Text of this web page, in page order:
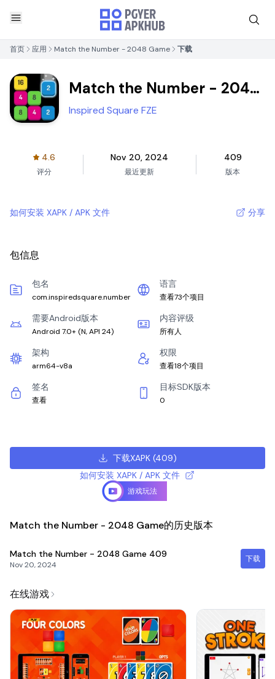
首页 应用 Match the Number - 2048 Game 下载
Match the Number - 2048
Game
Inspired Square FZE
4.6
评分
Nov 20, 2024
最近更新
409
版本
如何安装 XAPK / APK 文件 分享
包信息
包名
com.inspiredsquare.number
语言
查看73个项目
需要Android版本
Android 7.0+ (N, API 24)
内容评级
所有人
架构
arm64-v8a
权限
查看18个项目
签名
查看
目标SDK版本
0
下载XAPK(409)
如何安装 XAPK / APK 文件
游戏玩法
Match the Number - 2048 Game的历史版本
Match the Number - 2048 Game 409
Nov 20, 2024
下载
在线游戏